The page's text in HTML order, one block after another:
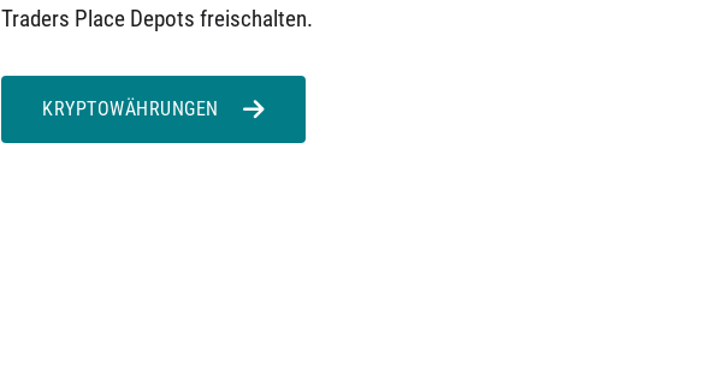
Traders Place Depots freischalten.
KRYPTOWÄHRUNGEN